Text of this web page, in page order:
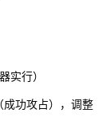
实行）
功攻占），调整